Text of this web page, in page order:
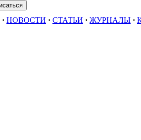
· НОВОСТИ · СТАТЬИ · ЖУРНАЛЫ ·